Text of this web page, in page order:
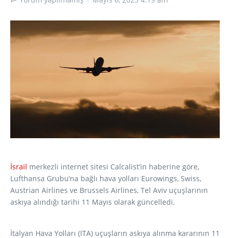
İsrail merkezli internet sitesi Calcalist’in haberine göre,
Lufthansa Grubu’na bağlı hava yolları Eurowings, Swiss,
Austrian Airlines ve Brussels Airlines, Tel Aviv uçuşlarının
askıya alındığı tarihi 11 Mayıs olarak güncelledi.
İtalyan Hava Yolları (ITA) uçuşların askıya alınma kararının 11